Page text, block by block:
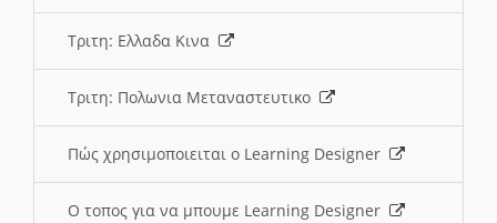
Τριτη: Ελλαδα Κινα
Τριτη: Πολωνια Μεταναστευτικο
Πώς χρησιμοποιειται ο Learning Designer
O τοπος για να μπουμε Learning Designer